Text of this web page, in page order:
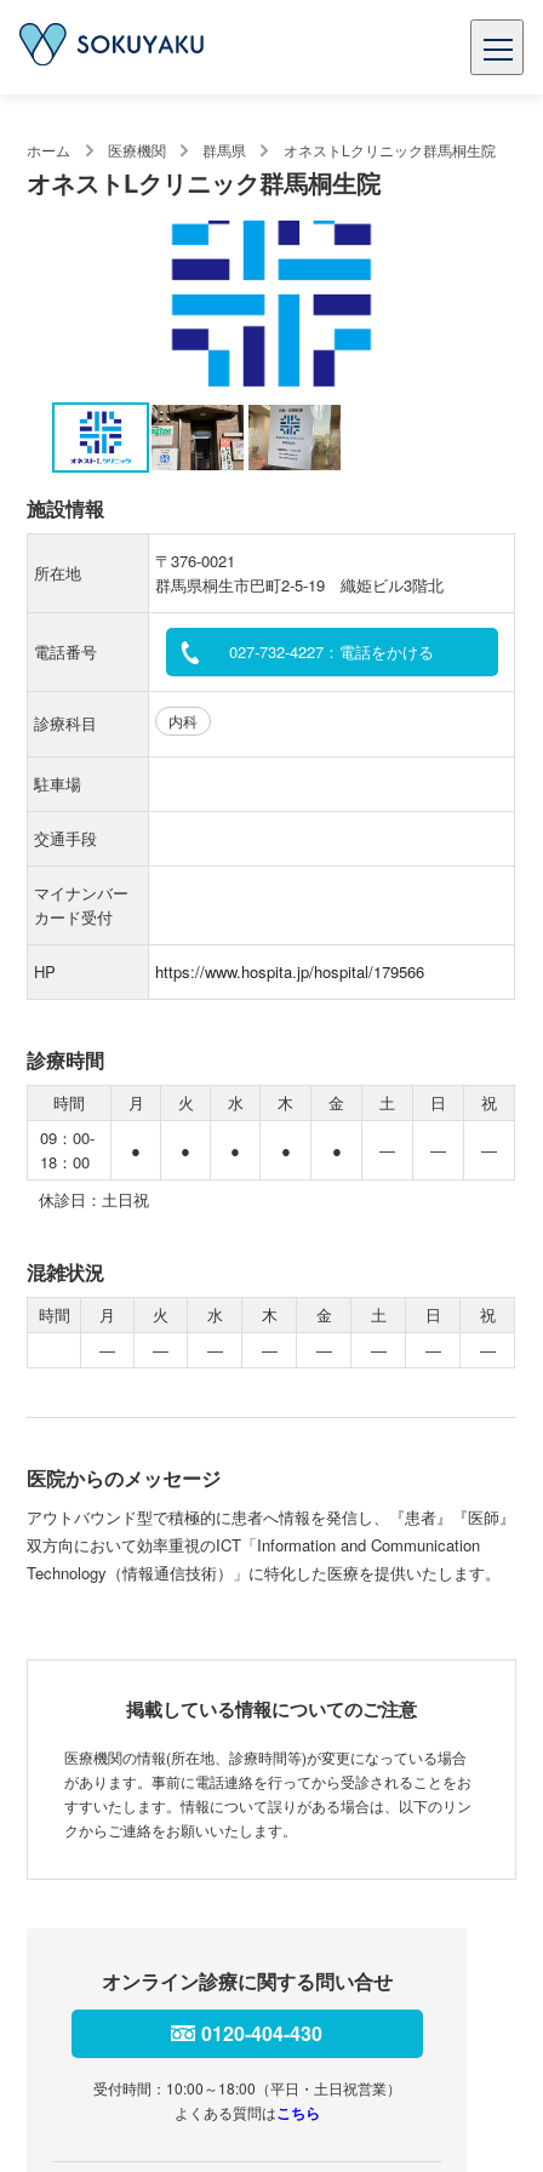
ホーム 医療機関 群馬県 オネストLクリニック群馬桐生院
オネストLクリニック群馬桐生院
施設情報
所在地
〒376-0021
群馬県桐生市巴町2-5-19 織姫ビル3階北
電話番号 027-732-4227：電話をかける
診療科目 内科
駐車場
交通手段
マイナンバー
カード受付
HP https://www.hospita.jp/hospital/179566
診療時間
時間 月 火 水 木 金 土 日
祝
09：00-
18：00
● ● ● ● ● ― ― ―
休診日：土日祝
混雑状況
時間 月 火 水 木 金 土 日
祝
―
― ― ― ― ― ― ―
医院からのメッセージ
アウトバウンド型で積極的に患者へ情報を発信し、『患者』『医師』
双方向において効率重視のICT「Information and Communication
Technology（情報通信技術）」に特化した医療を提供いたします。
掲載している情報についてのご注意
医療機関の情報(所在地、診療時間等)が変更になっている場合
があります。事前に電話連絡を行ってから受診されることをお
すすいたします。情報について誤りがある場合は、以下のリン
クからご連絡をお願いいたします。
オンライン診療に関する問い合せ
0120-404-430
受付時間：10:00～18:00（平日・土日祝営業）
よくある質問はこちら